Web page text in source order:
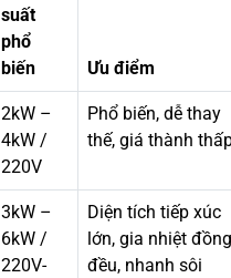
suất
phổ
biến
Ưu điểm
2kW –
4kW /
220V
Phổ biến, dễ thay
thế, giá thành
3kW –
6kW /
220V-
Diện tích tiếp xúc
lớn, gia nhiệt đồng
đều, nhanh sôi